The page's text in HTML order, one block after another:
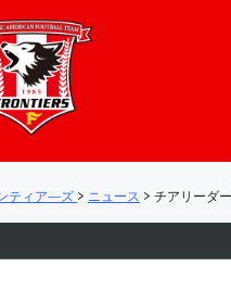
ーション
ティア―ズ > ニュース > チアリーダ